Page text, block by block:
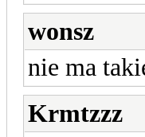
wonsz
nie ma
Krmtzzz